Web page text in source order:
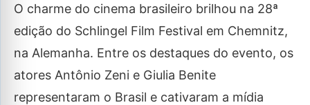
O charme do cinema brasileiro brilhou na 28ª
edição do Schlingel Film Festival em Chemnitz,
na Alemanha. Entre os destaques do evento, os
atores Antônio Zeni e Giulia Benite
representaram o Brasil e cativaram a mídia